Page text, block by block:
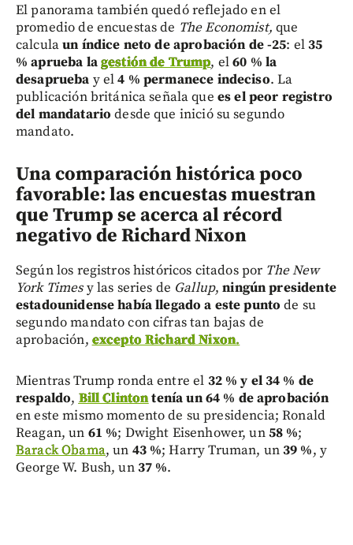
El panorama también quedó reflejado en el
promedio de encuestas de The Economist, que
calculaun índice neto de aprobación de -25: el35
% aprueba lagestión de Trump, el60 % la
desaprueba y el4 % permanece indeciso. La
publicación británica señala que es el peor registro
del mandatariodesde que inició su segundo
mandato.
Una comparación histórica poco
favorable: las encuestas muestran
que Trump se acerca al récord
negativo de Richard Nixon
Según los registros históricos citados por The New
York Timesy las series de Gallup,ningún presidente
estadounidense había llegado a este puntode su
segundo mandato con cifras tan bajas de
aprobación, excepto Richard Nixon.
Mientras Trump ronda entre el 32 % y el 34 % de
respaldo, Bill Clintontenía un 64 % de aprobación
en este mismo momento de su presidencia; Ronald
Reagan, un 61 %; Dwight Eisenhower, un58 %;
Barack Obama, un 43 %; Harry Truman, un39 %, y
George W. Bush, un37 %.